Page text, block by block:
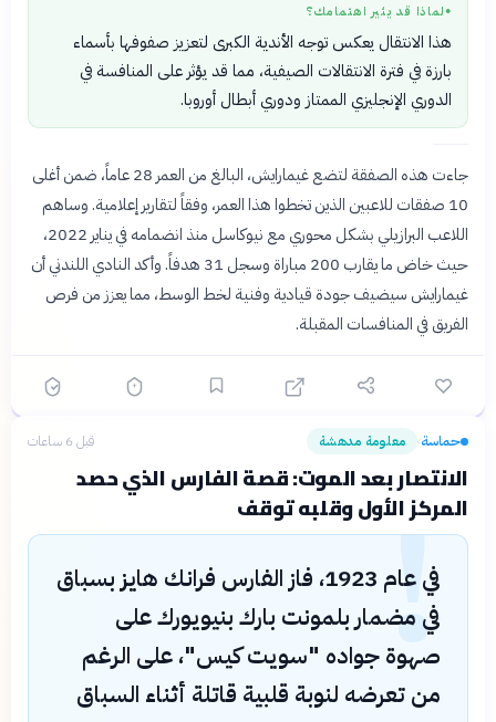
● لماذا قد يثير اهتمامك؟
هذا الانتقال يعكس توجه الأندية الكبرى لتعزيز صفوفها بأسماء
بارزة في فترة الانتقالات الصيفية، مما قد يؤثر على المنافسة في
الدوري الإنجليزي الممتاز ودوري أبطال أوروبا.
جاءت هذه الصفقة لتضع غيمارايش، البالغ من العمر 28 عاماً، ضمن أغلى
10 صفقات للاعبين الذين تخطوا هذا العمر، وفقاً لتقارير إعلامية. وساهم
اللاعب البرازيلي بشكل محوري مع نيوكاسل منذ انضمامه في يناير 2022،
حيث خاض ما يقارب 200 مباراة وسجل 31 هدفاً. وأكد النادي اللندني أن
غيمارايش سيضيف جودة قيادية وفنية لخط الوسط، مما يعزز من فرص
الفريق في المنافسات المقبلة.
حماسة› معلومة مدهشة قبل 6 ساعات
الانتصار بعد الموت: قصة الفارس الذي حصد
المركز الأول وقلبه توقف
!
في عام 1923، فاز الفارس فرانك هايز بسباق
في مضمار بلمونت بارك بنيويورك على
صهوة جواده "سويت كيس"، على الرغم
من تعرضه لنوبة قلبية قاتلة أثناء السباق